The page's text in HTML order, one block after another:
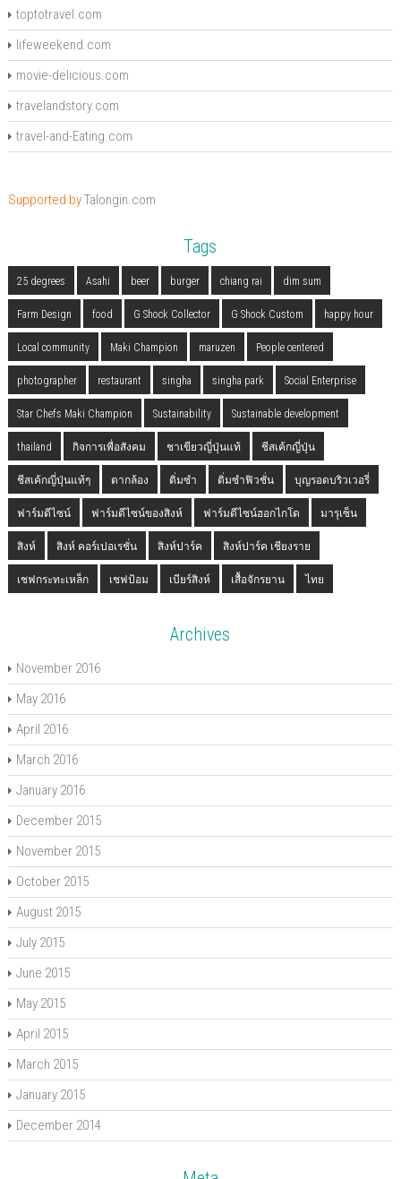
toptotravel.com
lifeweekend.com
movie-delicious.com
travelandstory.com
travel-and-Eating.com
Supported byTalongin.com
Tags
25 degrees Asahi beer burger chiang rai dim sum
Farm Design food G Shock Collector G Shock Custom happy hour
Local community Maki Champion maruzen People centered
photographer restaurant singha singha park Social Enterprise
Star Chefs Maki Champion Sustainability Sustainable development
thailand กิจการเพื่อสังคม ชาเขียวญี่ปุ่นแท้ ชีสเค้กญี่ปุ่น
ชีสเค้กญี่ปุ่นแท้ๆ ตากล้อง ติ่มซำ ติ่มซำฟิวชั่น บุญรอดบริวเวอรี่
ฟาร์มดีไซน์ ฟาร์มดีไซน์ของสิงห์ ฟาร์มดีไซน์ฮอกไกโด มารุเซ็น
สิงห์ สิงห์ คอร์เปอเรชั่น สิงห์ปาร์ค สิงห์ปาร์ค เชียงราย
เชฟกระทะเหล็ก เชฟป้อม เบียร์สิงห์ เสื้อจักรยาน ไทย
Archives
November 2016
May 2016
April 2016
March 2016
January 2016
December 2015
November 2015
October 2015
August 2015
July 2015
June 2015
May 2015
April 2015
March 2015
January 2015
December 2014